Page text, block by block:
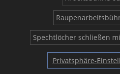
Spechtlöcher schließen
Privatsphäre-